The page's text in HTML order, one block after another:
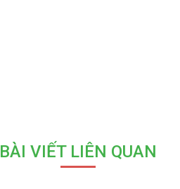
BÀI VIẾT LIÊN QUAN